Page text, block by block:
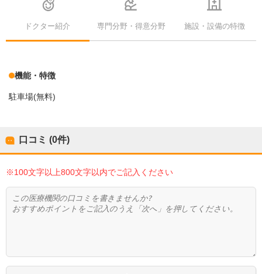
ドクター紹介 専門分野・得意分野 施設・設備の特徴
機能・特徴
駐車場(無料)
口コミ (0件)
※100文字以上800文字以内でご記入ください